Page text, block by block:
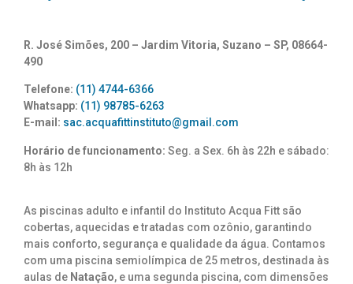
R. José Simões, 200 – Jardim Vitoria, Suzano – SP, 08664-
490
Telefone: (11) 4744-6366
Whatsapp: (11) 98785-6263
E-mail: sac.acquafittinstituto@gmail.com
Horário de funcionamento: Seg. a Sex. 6h às 22h e sábado:
8h às 12h
As piscinas adulto e infantil do Instituto Acqua Fitt são
cobertas, aquecidas e tratadas com ozônio, garantindo
mais conforto, segurança e qualidade da água. Contamos
com uma piscina semiolímpica de 25 metros, destinada às
aulas de Natação, e uma segunda piscina, com dimensões